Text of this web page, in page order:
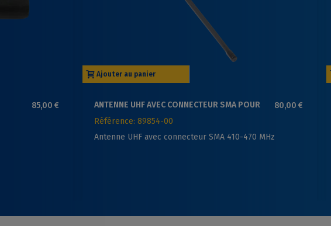
85,00 €
Ajouter au panier
ANTENNE UHF AVEC CONNECTEUR SMA POUR
TRIMBLE R10 - R12 - R12I
80,00 €
Référence: 89854-00
Antenne UHF avec connecteur SMA 410-470 MHz